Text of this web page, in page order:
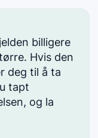
billigere
Hvis den
deg til å ta
tapt
og la